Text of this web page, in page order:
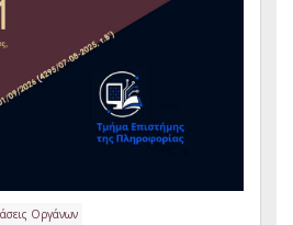
Οργάνων